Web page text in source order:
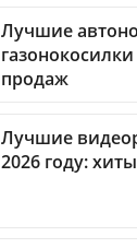
Лучшие
продаж
Лучшие
2026 году: